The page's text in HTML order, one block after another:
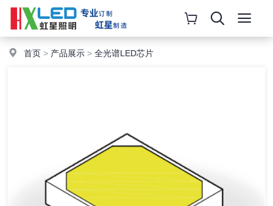
首页 > 产品展示 >全光谱LED芯片